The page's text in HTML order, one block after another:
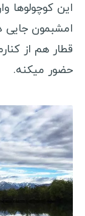
این کوچولوها
امشبمون جایی
قطار هم از
حضور میکنه.